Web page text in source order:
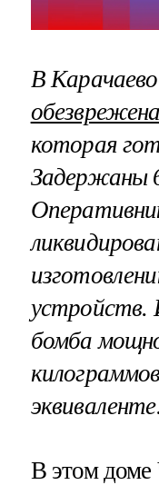
В
которая
Задержаны
устройств.
бомба
В этом доме